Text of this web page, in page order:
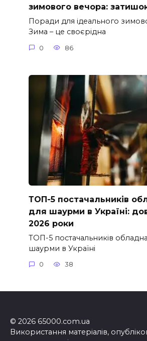
зимового вечора:
Поради для ідеального
Зима – це своєрідна
0 86
ТОП-5 постачальників
для шаурми в Україні:
2026 роки
ТОП-5 постачальників
шаурми в Україні
0 38
© 2026 65000.com.ua
Використання матеріалів,